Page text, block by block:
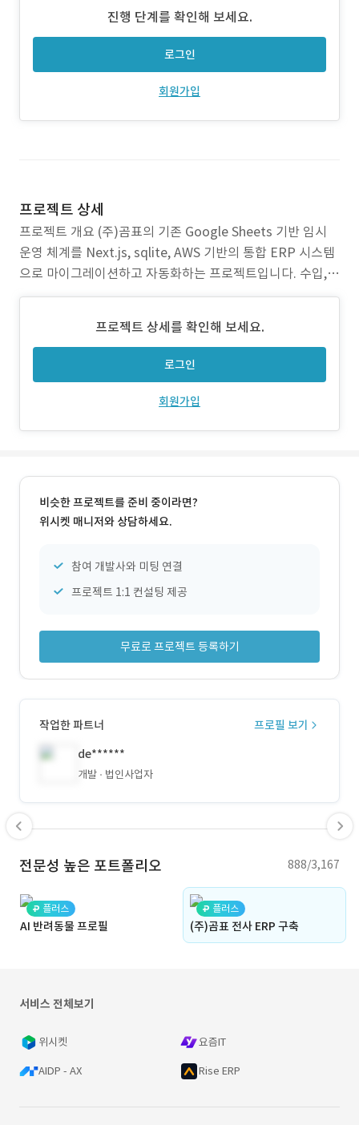
진행 단계를 확인해 보세요.
로그인
회원가입
프로젝트 상세
프로젝트 개요 (주)곰표의 기존 Google Sheets 기반 임시
운영 체계를 Next.js, sqlite, AWS 기반의 통합 ERP 시스템
으로 마이그레이션하고 자동화하는 프로젝트입니다. 수입,
출고, 재고, 매출, 정산 등 전 과정을 아우르는 맞춤형 ERP 시
을 목표로 작업을 진행했습니다. "당사"의 역할 1. 업무 프로
프로젝트 상세를 확인해 보세요.
로그인
회원가입
비슷한 프로젝트를 준비 중이라면?
위시켓 매니저와 상담하세요.
참여 개발사와 미팅 연결
프로젝트 1:1 컨설팅 제공
무료로 프로젝트 등록하기
작업한 파트너
프로필 보기
de******
개발 법인사업자
전문성 높은 포트폴리오 888/3,167
플러스
AI 반려동물 프로필
플러스
(주)곰표 전사 ERP 구축
서비스 전체보기
위시켓 요즘IT
AIDP - AX Rise ERP